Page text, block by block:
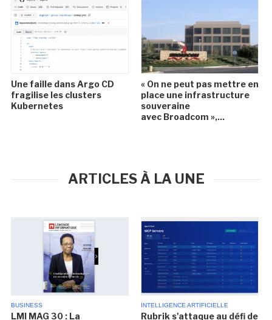
Une faille dans Argo CD
fragilise les clusters
Kubernetes
« On ne peut pas mettre en
place une infrastructure
souveraine
avec Broadcom »,...
ARTICLES À LA UNE
BUSINESS
LMI MAG 30 : La
INTELLIGENCE ARTIFICIELLE
Rubrik s'attaque au défi de